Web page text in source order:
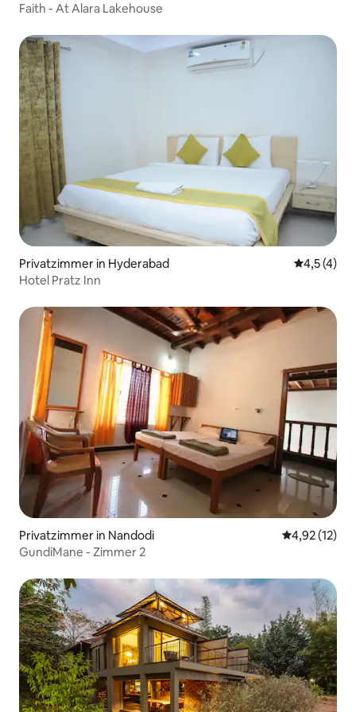
Faith - At Alara Lakehouse
Privatzimmer in Hyderabad
4,5 (4)
Hotel Pratz Inn
Privatzimmer in Nandodi
4,92 (12)
GundiMane - Zimmer 2